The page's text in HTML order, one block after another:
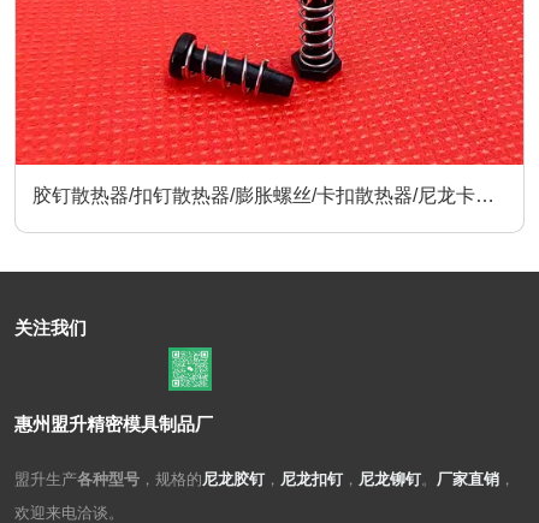
胶钉散热器/扣钉散热器/膨胀螺丝/卡扣散热器/尼龙卡扣/
关注我们
惠州盟升精密模具制品厂
盟升生产各种型号 ，规格的 尼龙胶钉， 尼龙扣钉， 尼龙铆钉。 厂家直销 ，
欢迎来电洽谈。